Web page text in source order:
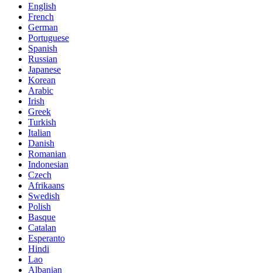
English
French
German
Portuguese
Spanish
Russian
Japanese
Korean
Arabic
Irish
Greek
Turkish
Italian
Danish
Romanian
Indonesian
Czech
Afrikaans
Swedish
Polish
Basque
Catalan
Esperanto
Hindi
Lao
Albanian